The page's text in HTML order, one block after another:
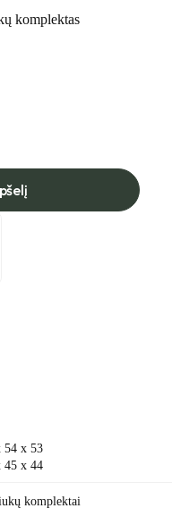
komplektas
54 x 53
45 x 44
komplektai